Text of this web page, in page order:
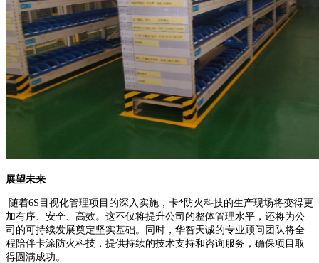
展望未来
随着6S目视化管理项目的深入实施，卡*防火科技的生产现场将变得更
加有序、安全、高效。这不仅将提升公司的整体管理水平，还将为公
司的可持续发展奠定坚实基础。同时，华智天诚的专业顾问团队将全
程陪伴卡涂防火科技，提供持续的技术支持和咨询服务，确保项目取
得圆满成功。